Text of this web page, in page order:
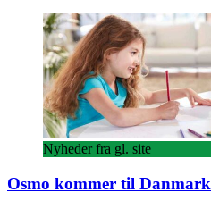
Nyheder fra gl. site
Osmo kommer til Danmark